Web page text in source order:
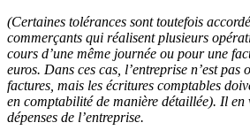
(Certaines tolérances sont toutefois
commerçants qui réalisent plusieurs
cours d’une même journée ou pour une
euros. Dans ces cas, l’entreprise n’est pas
factures, mais les écritures comptables
en comptabilité de manière détaillée). Il en
dépenses de l’entreprise.